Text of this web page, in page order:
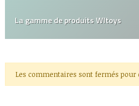
La gamme de produits Wltoys
Les commentaires sont fermés pour